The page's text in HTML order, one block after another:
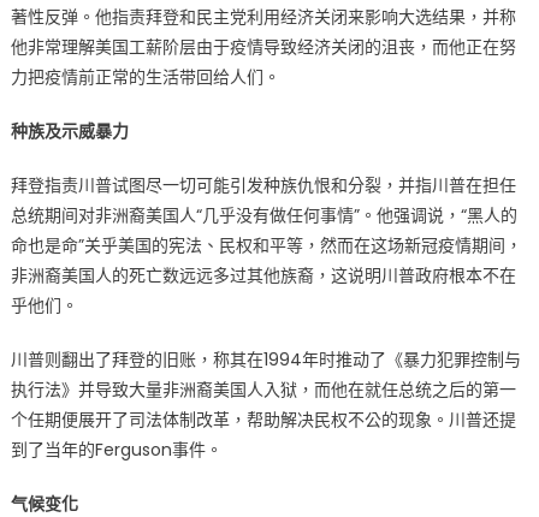
著性反弹。他指责拜登和民主党利用经济关闭来影响大选结果，并称
他非常理解美国工薪阶层由于疫情导致经济关闭的沮丧，而他正在努
力把疫情前正常的生活带回给人们。
种族及示威暴力
拜登指责川普试图尽一切可能引发种族仇恨和分裂，并指川普在担任
总统期间对非洲裔美国人“几乎没有做任何事情”。他强调说，“黑人的
命也是命”关乎美国的宪法、民权和平等，然而在这场新冠疫情期间，
非洲裔美国人的死亡数远远多过其他族裔，这说明川普政府根本不在
乎他们。
川普则翻出了拜登的旧账，称其在1994年时推动了《暴力犯罪控制与
执行法》并导致大量非洲裔美国人入狱，而他在就任总统之后的第一
个任期便展开了司法体制改革，帮助解决民权不公的现象。川普还提
到了当年的Ferguson事件。
气候变化